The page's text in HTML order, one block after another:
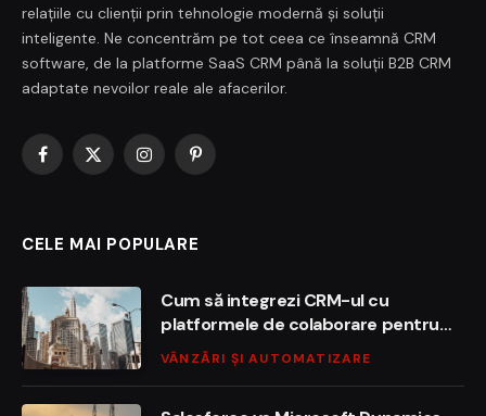
relațiile cu clienții prin tehnologie modernă și soluții
inteligente. Ne concentrăm pe tot ceea ce înseamnă CRM
software, de la platforme SaaS CRM până la soluții B2B CRM
adaptate nevoilor reale ale afacerilor.
Facebook
X
InstagramPinterest
CELE MAI POPULARE
Cum să integrezi CRM-ul cu
platformele de colaborare pentru
succesul echipei
VÂNZĂRI ȘI AUTOMATIZARE